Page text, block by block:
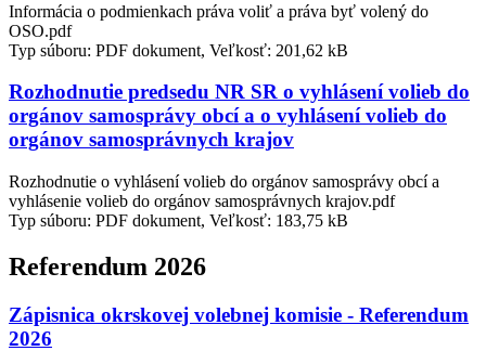
Informácia o podmienkach práva voliť a práva byť volený do
OSO.pdf
Typ súboru: PDF dokument, Veľkosť: 201,62 kB
Rozhodnutie predsedu NR SR o vyhlásení volieb do
orgánov samosprávy obcí a o vyhlásení volieb do
orgánov samosprávnych krajov
Rozhodnutie o vyhlásení volieb do orgánov samosprávy obcí a
vyhlásenie volieb do orgánov samosprávnych krajov.pdf
Typ súboru: PDF dokument, Veľkosť: 183,75 kB
Referendum 2026
Zápisnica okrskovej volebnej komisie - Referendum
2026